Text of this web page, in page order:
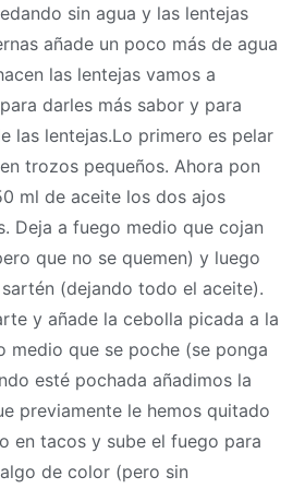
sin agua y las lentejas
añade un poco más de agua
las lentejas vamos a
darles más sabor y para
las lentejas.Lo primero es pelar
trozos pequeños. Ahora pon
ml de aceite los dos ajos
Deja a fuego medio que cojan
que no se quemen) y luego
(dejando todo el aceite).
y añade la cebolla picada a la
medio que se poche (se ponga
esté pochada añadimos la
previamente le hemos quitado
en tacos y sube el fuego para
de color (pero sin